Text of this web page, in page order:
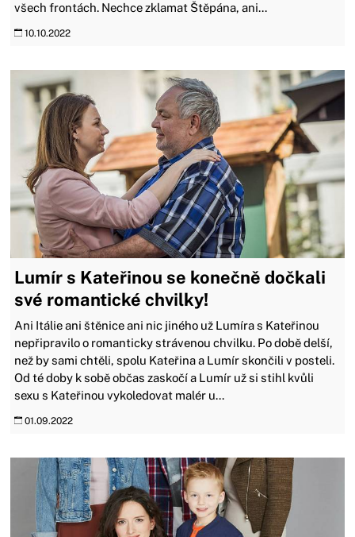
všech frontách. Nechce zklamat Štěpána, ani...
10.10.2022
Lumír s Kateřinou se konečně dočkali
své romantické chvilky!
Ani Itálie ani štěnice ani nic jiného už Lumíra s Kateřinou
nepřipravilo o romanticky strávenou chvilku. Po době delší,
než by sami chtěli, spolu Kateřina a Lumír skončili v posteli.
Od té doby k sobě občas zaskočí a Lumír už si stihl kvůli
sexu s Kateřinou vykoledovat malér u...
01.09.2022